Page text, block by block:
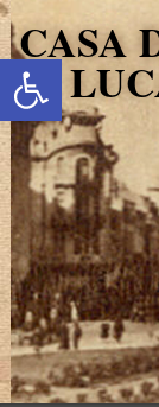
Deschide bara de unelte
CASA